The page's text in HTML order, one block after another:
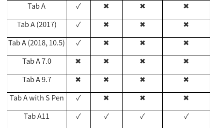
Tab A
✓ ✖ ✖
✖
Tab A (2017)
✓ ✖ ✖
✖
Tab A (2018, 10.5)
✓ ✖ ✖
✖
Tab A 7.0
✖ ✖ ✖
✖
Tab A 9.7
✖ ✖ ✖
✖
Tab A with S Pen
✓ ✖ ✖
✖
Tab A11
✓ ✓ ✓
✓